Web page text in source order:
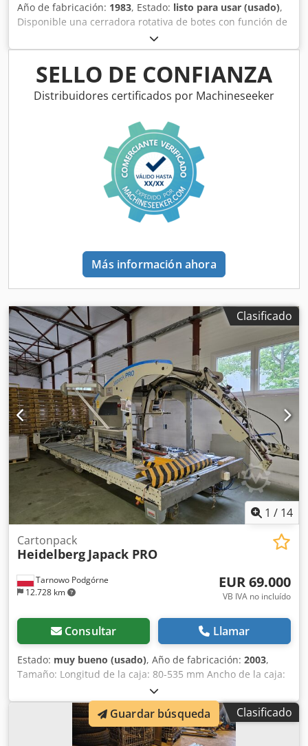
Año de fabricación: 1983, Estado: listo para usar (usado),
Disponible una cerradora rotativa de botes con función de
doble cierre CCC, reacondicionada por Schmalbach
Lubeca. Rendimiento: 360 envases/min, rango de altura de
envases: 77 mm-285 mm, estaciones: 6. Es posible la
inspección in situ. Dksdpfx Adsy Ndfceior
SELLO DE CONFIANZA
Distribuidores certificados por Machineseeker
Más información ahora
Clasificado
1 / 14
Tarnowo Podgórne
12.728 km
Cartonpack
Heidelberg Japack PRO
EUR 69.000
VB IVA no incluído
Consultar Llamar
Estado: muy bueno (usado), Año de fabricación: 2003,
Tamaño: Longitud de la caja: 80-535 mm Ancho de la caja:
50-500 mm Equipo: Estándar, contador láser, giro a la
derecha, con posibilidad de giro a la izquierda Tipos de
empaques: empaques de 1 punto, empaques de 4 puntos
(altura mínima del lateral 40 mm), empaques de 6 puntos
Clasificado
Guardar búsqueda